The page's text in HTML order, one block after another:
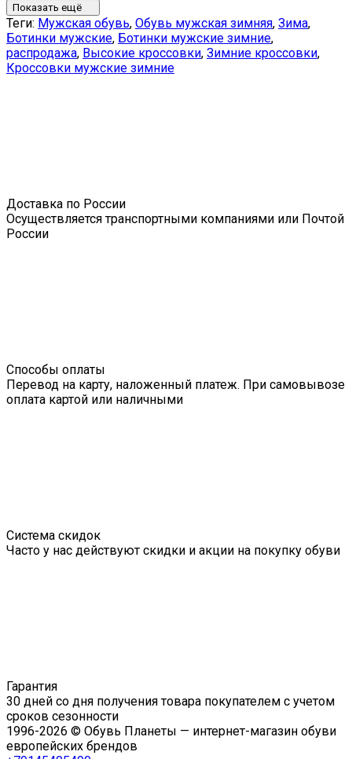
Показать ещё
Теги: Мужская обувь, Обувь мужская зимняя, Зима,
Ботинки мужские, Ботинки мужские зимние,
распродажа, Высокие кроссовки, Зимние кроссовки,
Кроссовки мужские зимние
Доставка по России
Осуществляется транспортными компаниями или Почтой
России
Способы оплаты
Перевод на карту, наложенный платеж. При самовывозе
оплата картой или наличными
Система скидок
Часто у нас действуют скидки и акции на покупку обуви
Гарантия
30 дней со дня получения товара покупателем с учетом
сроков сезонности
1996-2026 © Обувь Планеты — интернет-магазин обуви
европейских брендов